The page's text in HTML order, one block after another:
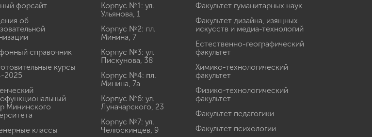
форсайт
об
справочник
курсы
2025
Мининского
классы
Корпус №1: ул.
Ульянова, 1
Корпус №2: пл.
Минина, 7
Корпус №3: ул.
Пискунова, 38
Корпус №4: пл.
Минина, 7а
Корпус №6: ул.
Луначарского, 23
Корпус №7: ул.
Челюскинцев, 9
Факультет гуманитарных наук
Факультет дизайна, изящных
искусств и медиа-технологий
Естественно-географический
факультет
Химико-технологический
факультет
Физико-технологический
факультет
Факультет педагогики
Факультет психологии